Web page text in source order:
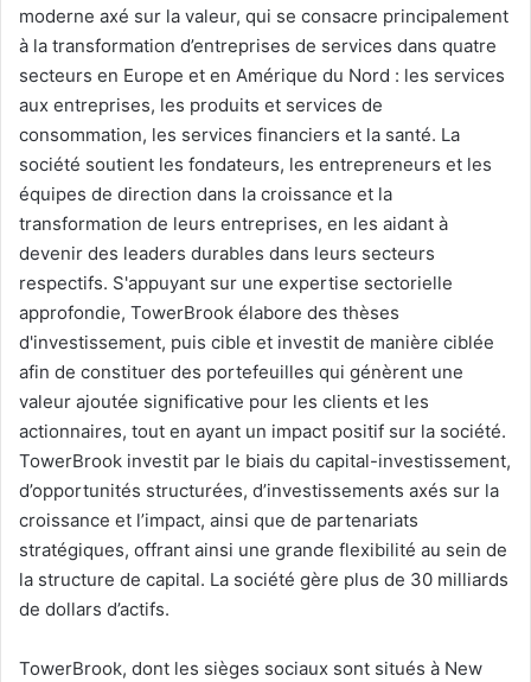
moderne axé sur la valeur, qui se consacre principalement
à la transformation d’entreprises de services dans quatre
secteurs en Europe et en Amérique du Nord : les services
aux entreprises, les produits et services de
consommation, les services financiers et la santé. La
société soutient les fondateurs, les entrepreneurs et les
équipes de direction dans la croissance et la
transformation de leurs entreprises, en les aidant à
devenir des leaders durables dans leurs secteurs
respectifs. S'appuyant sur une expertise sectorielle
approfondie, TowerBrook élabore des thèses
d'investissement, puis cible et investit de manière ciblée
afin de constituer des portefeuilles qui génèrent une
valeur ajoutée significative pour les clients et les
actionnaires, tout en ayant un impact positif sur la société.
TowerBrook investit par le biais du capital-investissement,
d’opportunités structurées, d’investissements axés sur la
croissance et l’impact, ainsi que de partenariats
stratégiques, offrant ainsi une grande flexibilité au sein de
la structure de capital. La société gère plus de 30 milliards
de dollars d’actifs.
TowerBrook, dont les sièges sociaux sont situés à New